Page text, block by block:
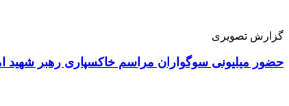
گزارش تصویری
حضور میلیونی سوگواران مراسم خاکسپاری رهبر شهید